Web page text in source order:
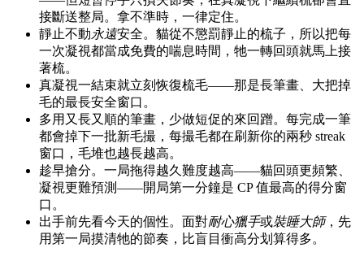
接斷送整局。拿不準時，一律定住。
靜止不動永遠安全。貓從不懲罰靜止的梳子，所以把每
一次凝視都當成免費的喘息時間，牠一轉回頭就馬上接
著梳。
真凝視一結束就立刻恢復梳毛——那是長筆畫、大把掉
毛的最長安全窗口。
多用又長又順的筆畫，少做短促的來回蹭。每完成一筆
都會掉下一批新毛撮，每撮毛都在刷新你的兩秒 streak
窗口，毛堆也越長越高。
趁早搶分。一局拖得越久難度越高——貓回頭更頻繁、
凝視更難預測——開局第一分鐘是 CP 值最高的得分窗
口。
出手前先看今天的個性。面對耐心獵手或裝睡大師，先
用第一局摸清牠的節奏，比盲目衝高分划算得多。